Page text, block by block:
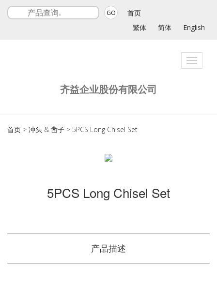
GO
首页
繁体
简体 English
Toggle
齐益企业股份有限公司
首页 > 冲头 & 凿子 > 5PCS Long Chisel Set
5PCS Long Chisel Set
产品描述